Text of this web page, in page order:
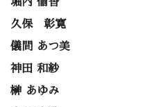
久保 彰寛
儀間 あつ美
神田 和紗
榊 あゆみ